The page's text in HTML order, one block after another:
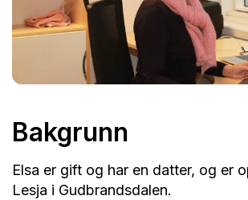
Bakgrunn
Elsa er gift og har en datter, og er
Lesja i Gudbrandsdalen.